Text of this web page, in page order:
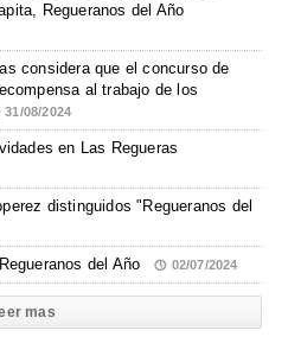
Regueranos del Año
considera que el concurso de
al trabajo de los
31/08/2024
en Las Regueras
distinguidos "Regueranos del
del Año 02/07/2024
mas